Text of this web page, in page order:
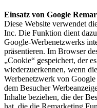
Einsatz von Google
Diese Website verwendet
Inc. Die Funktion dient
Google-Werbenetzwerks
präsentieren. Im Browser
„Cookie“ gespeichert, der
wiederzuerkennen, wenn
Werbenetzwerk von
dem Besucher
Inhalte beziehen, die der
hat, die die Remarketing